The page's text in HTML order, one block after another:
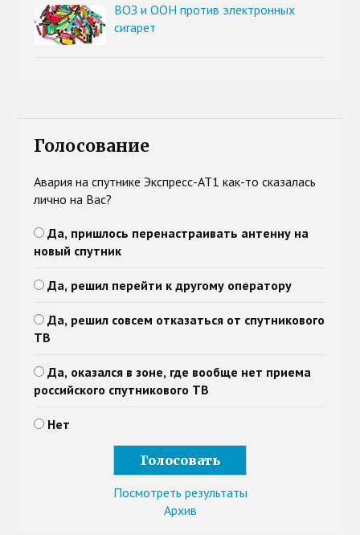
ВОЗ и ООН против электронных
сигарет
Голосование
Авария на спутнике Экспресс-АТ1 как-то сказалась
лично на Вас?
Да, пришлось перенастраивать антенну на
новый спутник
Да, решил перейти к другому оператору
Да, решил совсем отказаться от спутникового
ТВ
Да, оказался в зоне, где вообще нет приема
российского спутникового ТВ
Нет
Посмотреть результаты
Архив